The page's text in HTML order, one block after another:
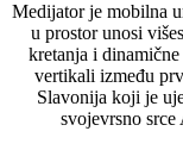
Medijator je mobilna
u prostor unosi
kretanja i
vertikali između
Slavonija koji je
svojevrsno